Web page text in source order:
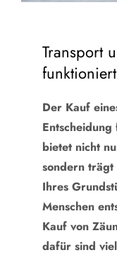
Transport
Der Kauf
bietet nicht
sondern trägt
Ihres
Menschen
Kauf von
dafür sind